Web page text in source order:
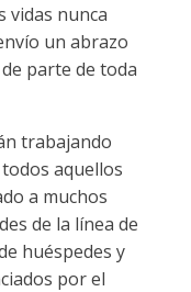
vidas nunca
un abrazo
parte de toda
trabajando
aquellos
a muchos
de la línea de
huéspedes y
por el